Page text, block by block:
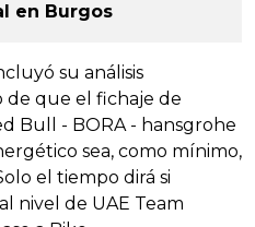
en Burgos
su análisis
de que el fichaje de
Bull - BORA - hansgrohe
sea, como mínimo,
el tiempo dirá si
nivel de UAE Team